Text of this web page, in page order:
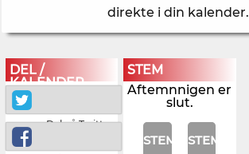
direkte i din kalender.
DEL /
KALENDER
Del på Twitter
STEM
Aftemnnigen er
slut.
STEM STEM